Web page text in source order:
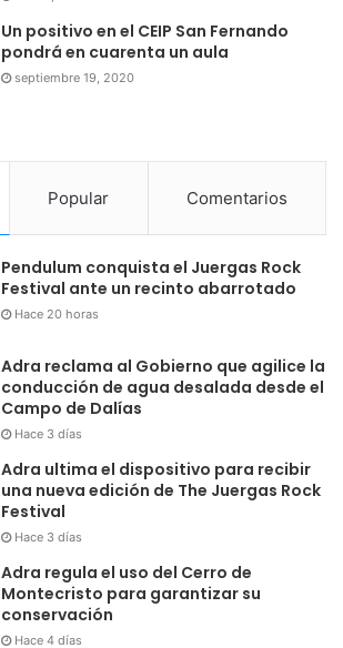
Un positivo en el CEIP San Fernando
pondrá en cuarenta un aula
septiembre 19, 2020
Popular Comentarios
Pendulum conquista el Juergas Rock
Festival ante un recinto abarrotado
Hace 20 horas
Adra reclama al Gobierno que agilice la
conducción de agua desalada desde el
Campo de Dalías
Hace 3 días
Adra ultima el dispositivo para recibir
una nueva edición de The Juergas Rock
Festival
Hace 3 días
Adra regula el uso del Cerro de
Montecristo para garantizar su
conservación
Hace 4 días